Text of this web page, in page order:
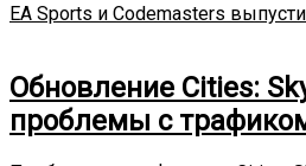
EA Sports и Codemasters
Обновление Cities:
проблемы с